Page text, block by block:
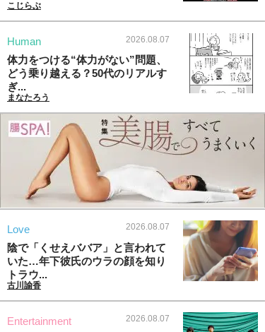
こじらぶ
Human 2026.08.07
体力をつける“体力がない”問題、
どう乗り越える？50代のリアルす
ぎ...
まなたろう
Love 2026.08.07
陰で「くせえババア」と言われて
いた…年下彼氏のウラの顔を知り
トラウ...
古川諭香
Entertainment 2026.08.07